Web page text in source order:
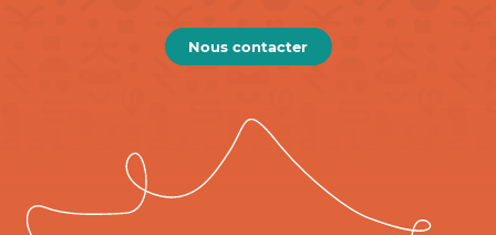
Nous contacter